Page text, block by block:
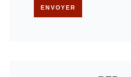
ENVOYER